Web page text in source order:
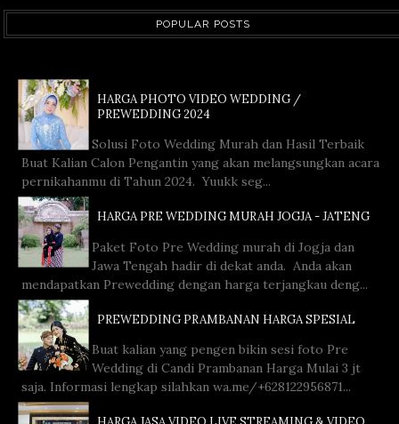
POPULAR POSTS
HARGA PHOTO VIDEO WEDDING /
PREWEDDING 2024
Solusi Foto Wedding Murah dan Hasil Terbaik
Buat Kalian Calon Pengantin yang akan melangsungkan acara
pernikahanmu di Tahun 2024. Yuukk seg...
HARGA PRE WEDDING MURAH JOGJA - JATENG
Paket Foto Pre Wedding murah di Jogja dan
Jawa Tengah hadir di dekat anda. Anda akan
mendapatkan Prewedding dengan harga terjangkau deng...
PREWEDDING PRAMBANAN HARGA SPESIAL
Buat kalian yang pengen bikin sesi foto Pre
Wedding di Candi Prambanan Harga Mulai 3 jt
saja. Informasi lengkap silahkan wa.me/+628122956871...